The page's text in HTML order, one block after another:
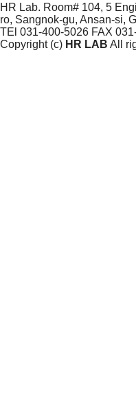
HR Lab. Room# 104, 5
ro, Sangnok-gu, Ansan-si,
TEl 031-400-5026 FAX
Copyright (c) HR LAB All